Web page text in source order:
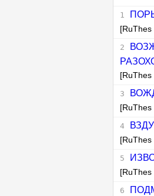
[RuThes
[RuThes
[RuThes
[RuThes
[RuThes